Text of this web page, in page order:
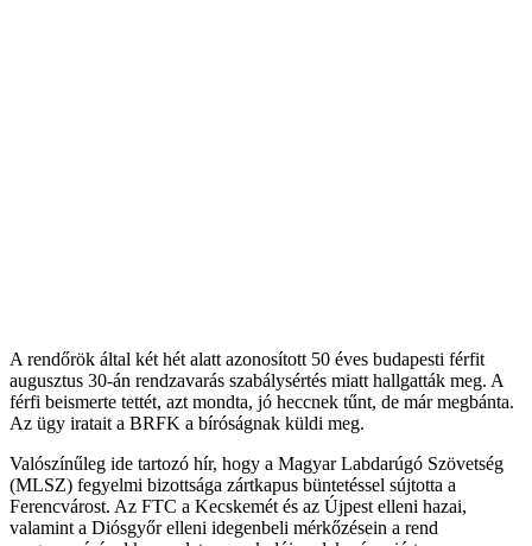
A rendőrök által két hét alatt azonosított 50 éves budapesti férfit
augusztus 30-án rendzavarás szabálysértés miatt hallgatták meg. A
férfi beismerte tettét, azt mondta, jó heccnek tűnt, de már megbánta.
Az ügy iratait a BRFK a bíróságnak küldi meg.
Valószínűleg ide tartozó hír, hogy a Magyar Labdarúgó Szövetség
(MLSZ) fegyelmi bizottsága zártkapus büntetéssel sújtotta a
Ferencvárost. Az FTC a Kecskemét és az Újpest elleni hazai,
valamint a Diósgyőr elleni idegenbeli mérkőzésein a rend